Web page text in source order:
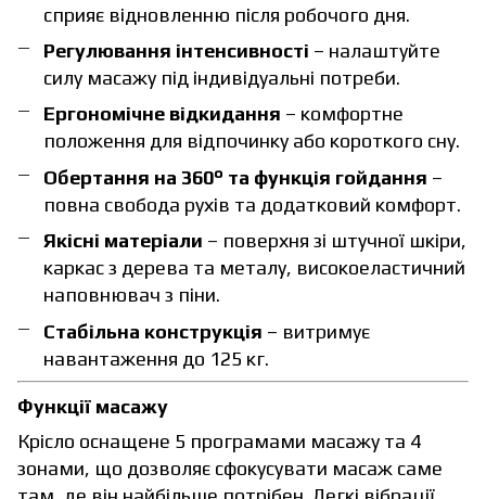
сприяє відновленню після робочого дня.
Регулювання інтенсивності – налаштуйте
силу масажу під індивідуальні потреби.
Ергономічне відкидання – комфортне
положення для відпочинку або короткого сну.
Обертання на 360° та функція гойдання –
повна свобода рухів та додатковий комфорт.
Якісні матеріали – поверхня зі штучної шкіри,
каркас з дерева та металу, високоеластичний
наповнювач з піни.
Стабільна конструкція – витримує
навантаження до 125 кг.
Функції масажу
Крісло оснащене 5 програмами масажу та 4
зонами, що дозволяє сфокусувати масаж саме